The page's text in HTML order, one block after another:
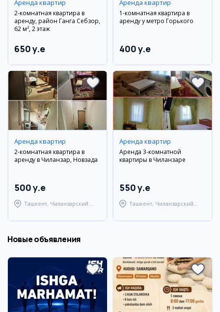
Аренда квартир
2-комнатная квартира в
аренду, район Ганга Себзор,
62 м², 2 этаж
650 y.e
Аренда квартир
1-комнатная квартира в
аренду у метро Горького
400 y.e
Аренда квартир
2-комнатная квартира в
аренду в Чиланзар, Новзада
500 y.e
Ташкент, Чиланзарский
Аренда квартир
Аренда 3-комнатной
квартиры в Чиланзаре
550 y.e
Ташкент, Чиланзарский
Новые объявления